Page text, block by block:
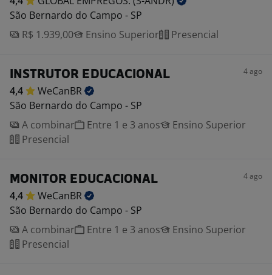
São Bernardo do Campo - SP
R$ 1.939,00
Ensino Superior Presencial
INSTRUTOR EDUCACIONAL 4 ago
4,4
WeCanBR
São Bernardo do Campo - SP
A combinar
Entre 1 e 3 anos
Ensino Superior
Presencial
MONITOR EDUCACIONAL 4 ago
4,4
WeCanBR
São Bernardo do Campo - SP
A combinar
Entre 1 e 3 anos
Ensino Superior
Presencial